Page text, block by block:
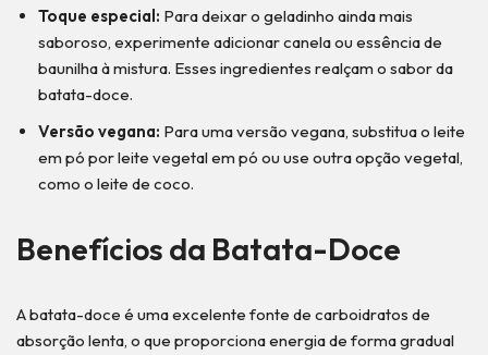
Toque especial: Para deixar o geladinho ainda mais
saboroso, experimente adicionar canela ou essência de
baunilha à mistura. Esses ingredientes realçam o sabor da
batata-doce.
Versão vegana: Para uma versão vegana, substitua o leite
em pó por leite vegetal em pó ou use outra opção vegetal,
como o leite de coco.
Benefícios da Batata-Doce
A batata-doce é uma excelente fonte de carboidratos de
absorção lenta, o que proporciona energia de forma gradual